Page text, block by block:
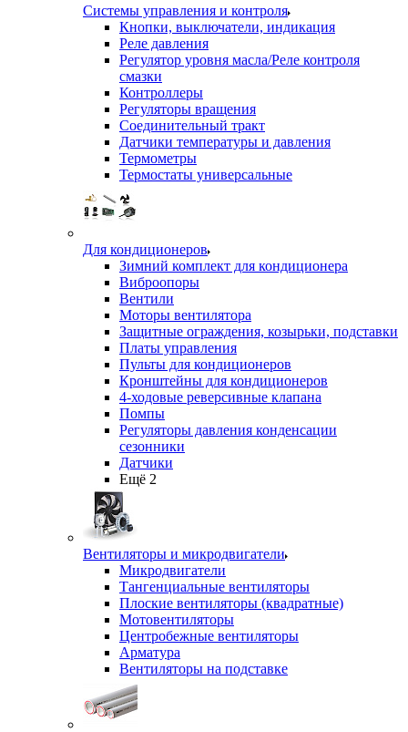
Системы управления и контроля
Кнопки, выключатели, индикация
Реле давления
Регулятор уровня масла/Реле контроля
смазки
Контроллеры
Регуляторы вращения
Соединительный тракт
Датчики температуры и давления
Термометры
Термостаты универсальные
Для кондиционеров
Зимний комплект для кондиционера
Виброопоры
Вентили
Моторы вентилятора
Защитные ограждения, козырьки, подставки
Платы управления
Пульты для кондиционеров
Кронштейны для кондиционеров
4-ходовые реверсивные клапана
Помпы
Регуляторы давления конденсации
сезонники
Датчики
Ещё 2
Вентиляторы и микродвигатели
Микродвигатели
Тангенциальные вентиляторы
Плоские вентиляторы (квадратные)
Мотовентиляторы
Центробежные вентиляторы
Арматура
Вентиляторы на подставке